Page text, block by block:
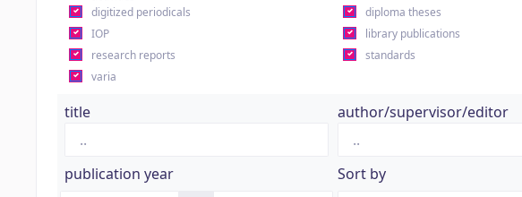
digitized periodicals diploma theses
IOP
library publications
research reports
standards
varia
title author/supervisor/editor
publication year
Sort by